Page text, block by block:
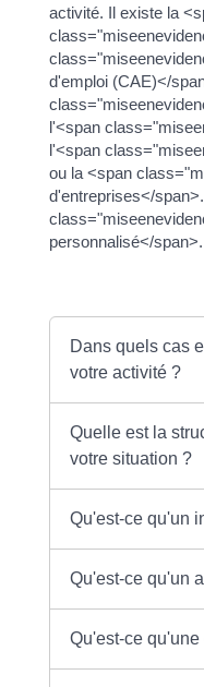
activité. Il existe la
d'emploi (CAE)</
l'<span
l'<span
ou la <span
d'entreprises</
personnalisé</span>.
Dans quels cas
votre activité ?
Quelle est la
votre situation ?
Qu'est-ce qu'un
Qu'est-ce qu'un
Qu'est-ce